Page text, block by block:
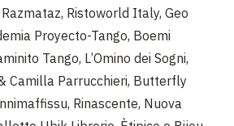
Ristoworld Italy, Geo
Proyecto-Tango, Boemi
Tango, L’Omino dei Sogni,
Camilla Parrucchieri, Butterfly
Rinascente, Nuova